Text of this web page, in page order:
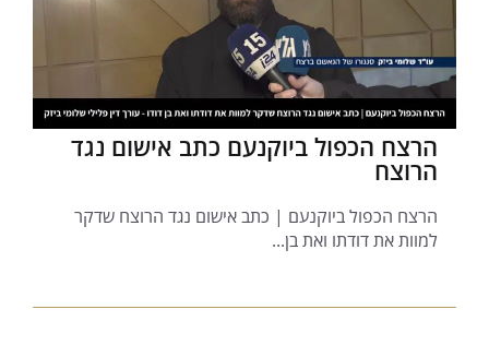
הרצח הכפול ביוקנעם כתב אישום נגד
הרוצח
הרצח הכפול ביוקנעם | כתב אישום נגד הרוצח שדקר
למוות את דודתו ואת בן...